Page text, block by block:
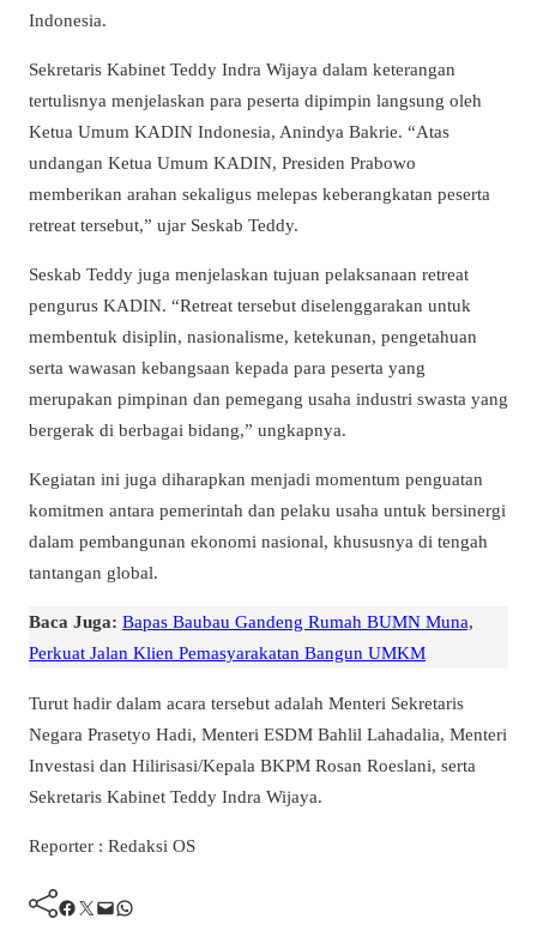
Indonesia.
Sekretaris Kabinet Teddy Indra Wijaya dalam keterangan
tertulisnya menjelaskan para peserta dipimpin langsung oleh
Ketua Umum KADIN Indonesia, Anindya Bakrie. “Atas
undangan Ketua Umum KADIN, Presiden Prabowo
memberikan arahan sekaligus melepas keberangkatan peserta
retreat tersebut,” ujar Seskab Teddy.
Seskab Teddy juga menjelaskan tujuan pelaksanaan retreat
pengurus KADIN. “Retreat tersebut diselenggarakan untuk
membentuk disiplin, nasionalisme, ketekunan, pengetahuan
serta wawasan kebangsaan kepada para peserta yang
merupakan pimpinan dan pemegang usaha industri swasta yang
bergerak di berbagai bidang,” ungkapnya.
Kegiatan ini juga diharapkan menjadi momentum penguatan
komitmen antara pemerintah dan pelaku usaha untuk bersinergi
dalam pembangunan ekonomi nasional, khususnya di tengah
tantangan global.
Baca Juga: Bapas Baubau Gandeng Rumah BUMN Muna,
Perkuat Jalan Klien Pemasyarakatan Bangun UMKM
Turut hadir dalam acara tersebut adalah Menteri Sekretaris
Negara Prasetyo Hadi, Menteri ESDM Bahlil Lahadalia, Menteri
Investasi dan Hilirisasi/Kepala BKPM Rosan Roeslani, serta
Sekretaris Kabinet Teddy Indra Wijaya.
Reporter : Redaksi OS
Facebook Twitter Mail WhatsApp